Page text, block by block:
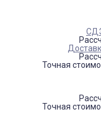
Точная
Точная